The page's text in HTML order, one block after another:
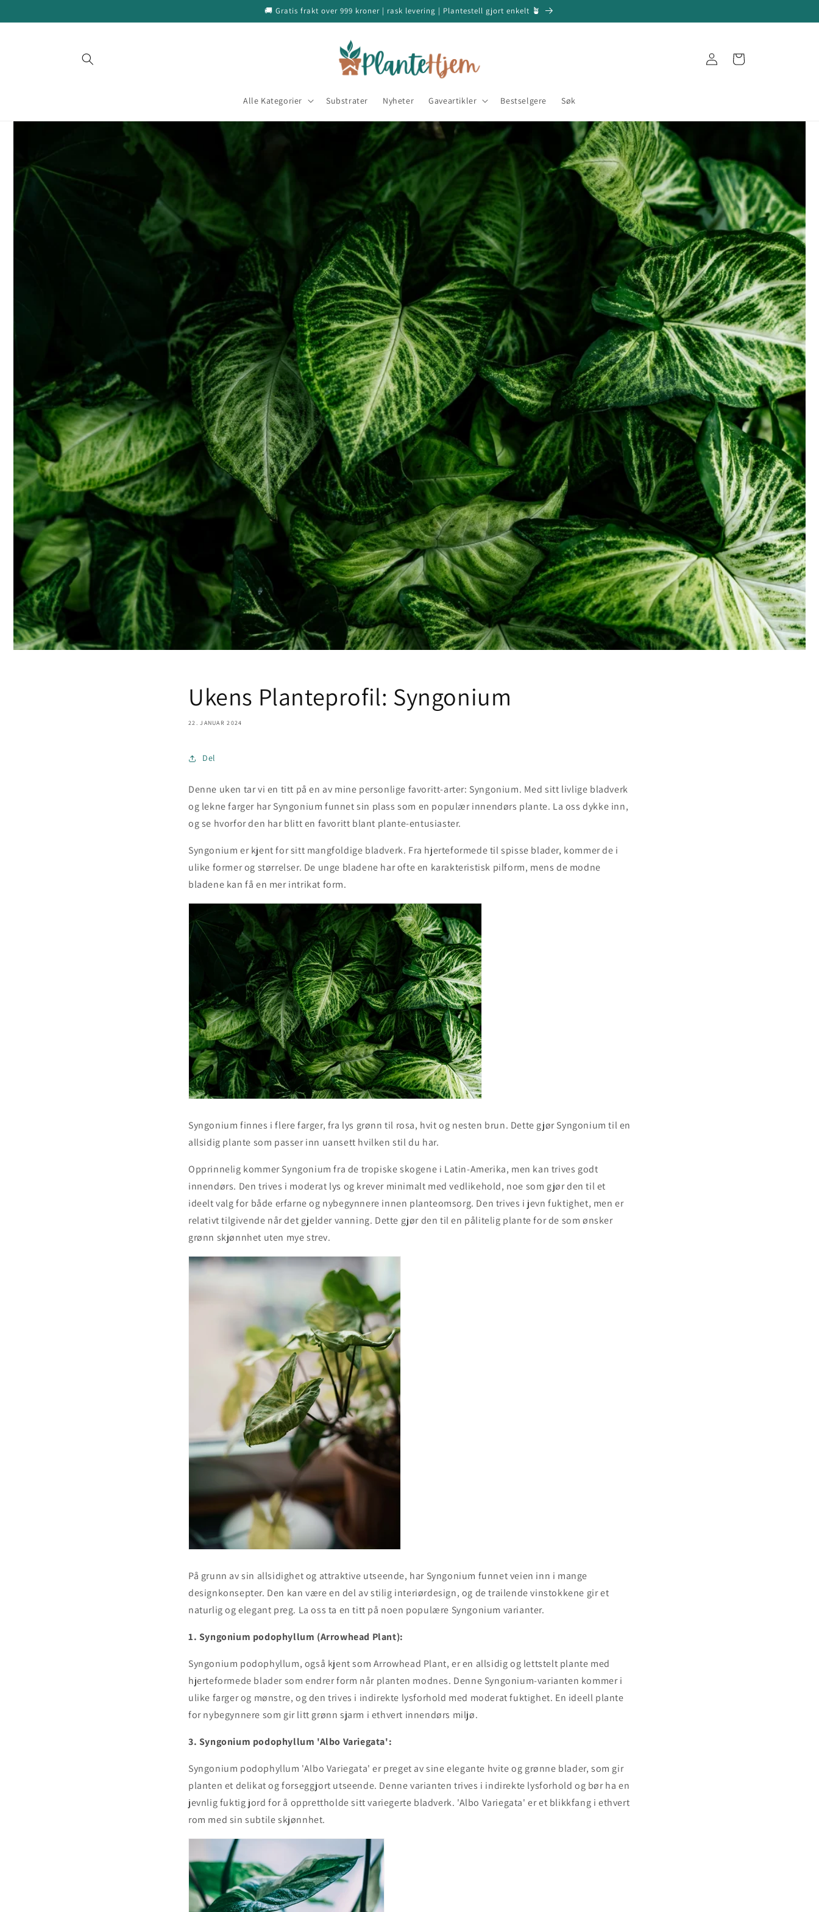
innholdet
🚚 Gratis frakt over 999 kroner | rask levering | Plantestell gjort enkelt 🪴
Alle Kategorier Substrater Nyheter Gaveartikler Bestselgere Søk
inn
Handlekurv
Ukens Planteprofil: Syngonium
22. JANUAR 2024
Del
Denne uken tar vi en titt på en av mine personlige favoritt-arter: Syngonium. Med sitt livlige bladverk
og lekne farger har Syngonium funnet sin plass som en populær innendørs plante. La oss dykke inn,
og se hvorfor den har blitt en favoritt blant plante-entusiaster.
Syngonium er kjent for sitt mangfoldige bladverk. Fra hjerteformede til spisse blader, kommer de i
ulike former og størrelser. De unge bladene har ofte en karakteristisk pilform, mens de modne
bladene kan få en mer intrikat form.
Syngonium finnes i flere farger, fra lys grønn til rosa, hvit og nesten brun. Dette gjør Syngonium til en
allsidig plante som passer inn uansett hvilken stil du har.
Opprinnelig kommer Syngonium fra de tropiske skogene i Latin-Amerika, men kan trives godt
innendørs. Den trives i moderat lys og krever minimalt med vedlikehold, noe som gjør den til et
ideelt valg for både erfarne og nybegynnere innen planteomsorg. Den trives i jevn fuktighet, men er
relativt tilgivende når det gjelder vanning. Dette gjør den til en pålitelig plante for de som ønsker
grønn skjønnhet uten mye strev.
På grunn av sin allsidighet og attraktive utseende, har Syngonium funnet veien inn i mange
designkonsepter. Den kan være en del av stilig interiørdesign, og de trailende vinstokkene gir et
naturlig og elegant preg. La oss ta en titt på noen populære Syngonium varianter.
1. Syngonium podophyllum (Arrowhead Plant):
Syngonium podophyllum, også kjent som Arrowhead Plant, er en allsidig og lettstelt plante med
hjerteformede blader som endrer form når planten modnes. Denne Syngonium-varianten kommer i
ulike farger og mønstre, og den trives i indirekte lysforhold med moderat fuktighet. En ideell plante
for nybegynnere som gir litt grønn sjarm i ethvert innendørs miljø.
3. Syngonium podophyllum 'Albo Variegata':
Syngonium podophyllum 'Albo Variegata' er preget av sine elegante hvite og grønne blader, som gir
planten et delikat og forseggjort utseende. Denne varianten trives i indirekte lysforhold og bør ha en
jevnlig fuktig jord for å opprettholde sitt variegerte bladverk. 'Albo Variegata' er et blikkfang i ethvert
rom med sin subtile skjønnhet.